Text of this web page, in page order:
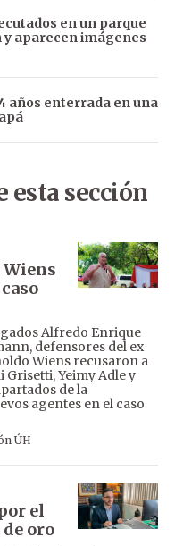
en un parque
y aparecen imágenes
años enterrada en una
esta sección
Alfredo Enrique
defensores del ex
Wiens recusaron a
Grisetti, Yeimy Adle y
de la
agentes en el caso
ÚH
el
oro